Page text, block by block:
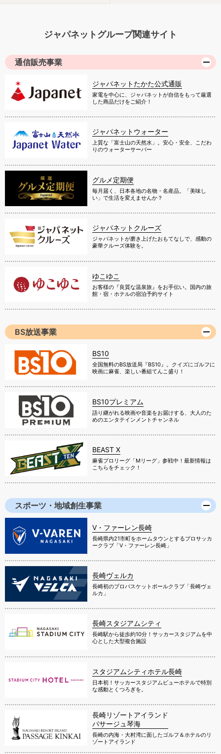
ジャパネットグループ関連サイト
通信販売事業
ジャパネットたかた公式通販
家電を中心に、ジャパネットが自信をもって厳選
した商品だけをご紹介！
ジャパネットウォーター
上質な「富士山の天然水」。安心・安全、こだわ
りのウォーターサーバー
グルメ定期便
毎月届く、日本各地の名物・名産品。「美味し
い」で生活を変えませんか？
ジャパネットクルーズ
ジャパネットが磨き上げたおもてなしで、感動の
豪華クルーズ体験を。
ゆこゆこ
お客様の『良質な温泉旅』をお手伝い。国内の旅
館・宿・ホテルの宿泊予約サイト
BS放送事業
BS10
全国無料のBS放送局『BS10』。クイズにゴルフに
映画に麻雀、楽しい番組てんこ盛り！
BS10プレミアム
語り継がれる映画や音楽をお届けする、大人のた
めのエンタテインメントチャンネル
BEAST X
麻雀プロリーグ「Mリーグ」参戦中！最新情報は
こちらをチェック！
スポーツ・地域創生事業
V・ファーレン長崎
長崎県内21市町をホームタウンとするプロサッカ
ークラブ「V・ファーレン長崎」
長崎ヴェルカ
長崎初のプロバスケットボールクラブ「長崎ヴェ
ルカ」
長崎スタジアムシティ
長崎駅から徒歩約10分！サッカースタジアムを中
心とした大型複合施設
スタジアムシティホテル長崎
日本初！サッカースタジアムビューホテルで特別
な感動とくつろぎを。
長崎リゾートアイランド
パサージュ琴海
長崎の内海・大村湾に面したゴルフ＆ホテルのリ
ゾートアイランド